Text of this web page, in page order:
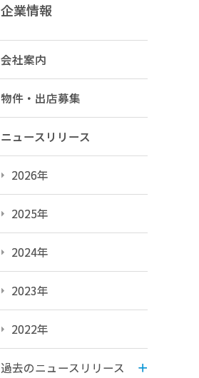
企業情報
会社案内
物件・出店募集
ニュースリリース
2026年
2025年
2024年
2023年
2022年
過去のニュースリリース